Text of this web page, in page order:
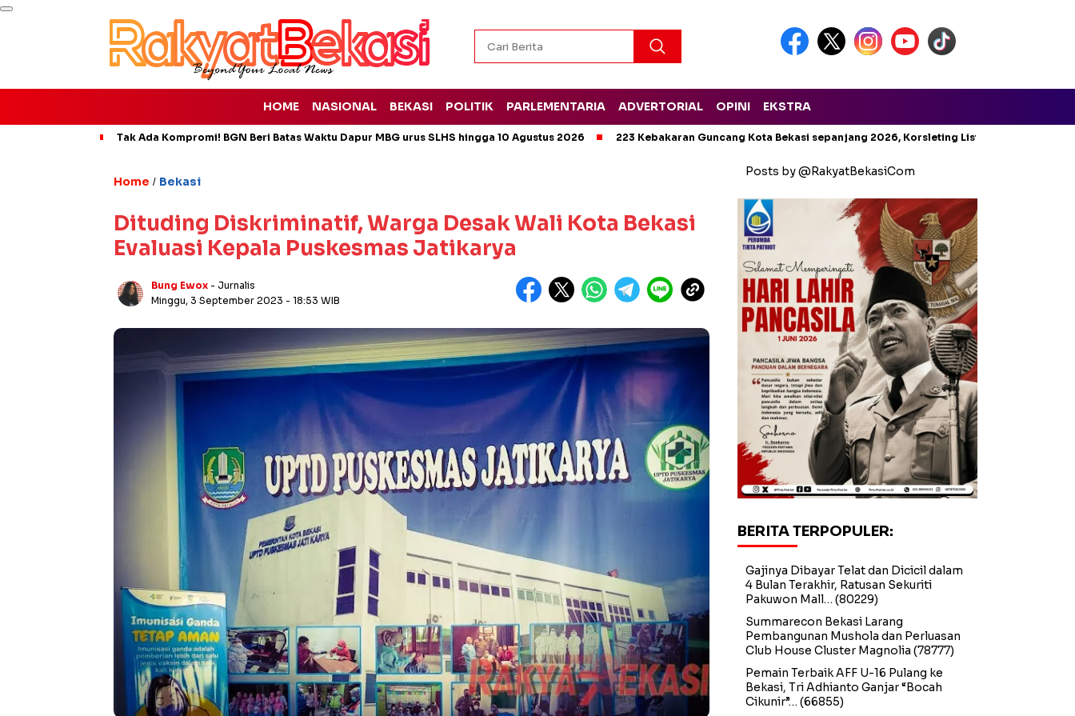
HOME NASIONAL BEKASI POLITIK PARLEMENTARIA ADVERTORIAL OPINI EKSTRA
Tak Ada Kompromi! BGN Beri Batas Waktu Dapur MBG urus SLHS hingga 10 Agustus 2026 223 Kebakaran Guncang Kota Bekasi sepanjang 2026, Korsleting Listrik Mendominasi
Home / Bekasi
Dituding Diskriminatif, Warga Desak Wali Kota Bekasi
Evaluasi Kepala Puskesmas Jatikarya
Bung Ewox - Jurnalis
Minggu, 3 September 2023 - 18:53 WIB
Posts by @RakyatBekasiCom
BERITA TERPOPULER:
Gajinya Dibayar Telat dan Dicicil dalam
4 Bulan Terakhir, Ratusan Sekuriti
Pakuwon Mall… (80229)
Summarecon Bekasi Larang
Pembangunan Mushola dan Perluasan
Club House Cluster Magnolia (78777)
Pemain Terbaik AFF U-16 Pulang ke
Bekasi, Tri Adhianto Ganjar “Bocah
Cikunir”… (66855)